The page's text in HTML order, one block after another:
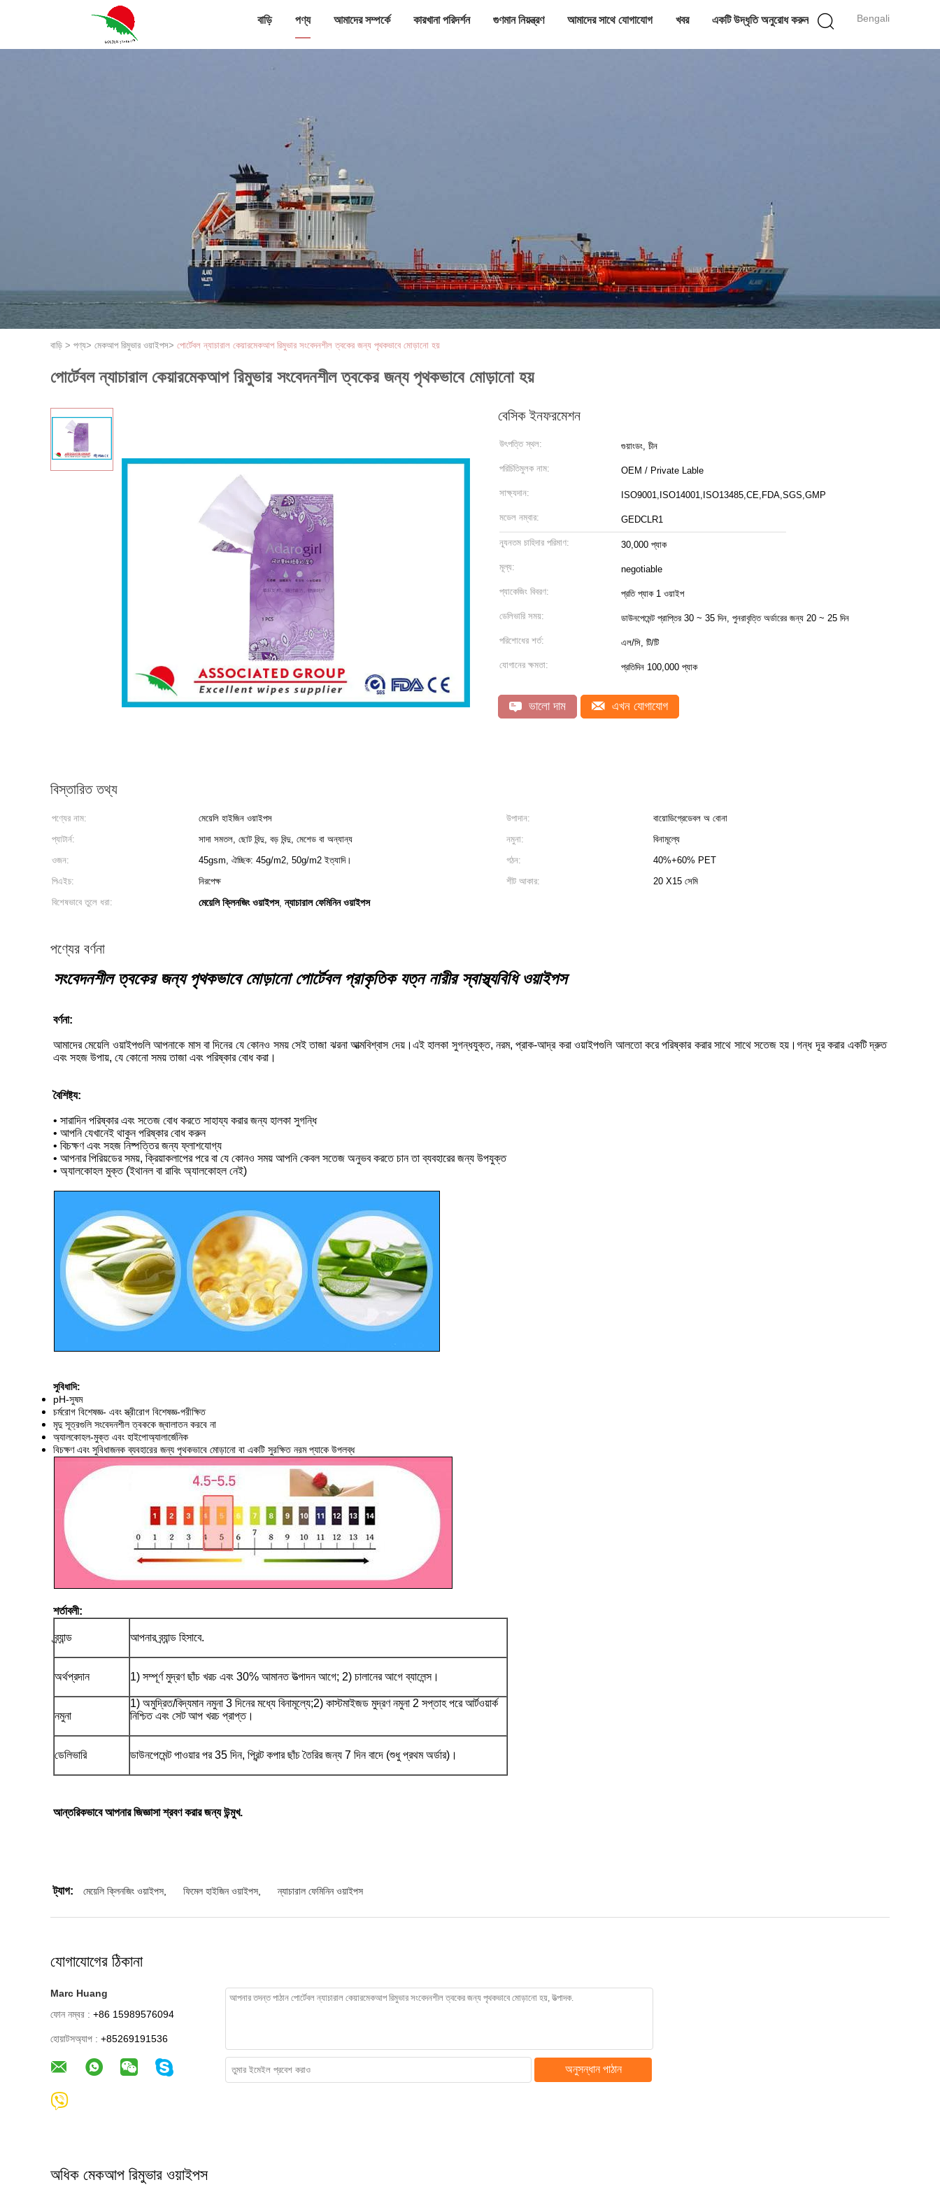
Bengali
বাড়ি পণ্য আমাদের সম্পর্কে কারখানা পরিদর্শন গুণমান নিয়ন্ত্রণ আমাদের সাথে যোগাযোগ খবর একটি উদ্ধৃতি অনুরোধ করুন
বাড়ি > পণ্য> মেকআপ রিমুভার ওয়াইপস> পোর্টেবল ন্যাচারাল কেয়ারমেকআপ রিমুভার সংবেদনশীল ত্বকের জন্য পৃথকভাবে মোড়ানো হয়
পোর্টেবল ন্যাচারাল কেয়ারমেকআপ রিমুভার সংবেদনশীল ত্বকের জন্য পৃথকভাবে মোড়ানো হয়
বেসিক ইনফরমেশন
উৎপত্তি স্থল: গুয়াংডং, চীন
পরিচিতিমুলক নাম: OEM / Private Lable
সাক্ষ্যদান: ISO9001,ISO14001,ISO13485,CE,FDA,SGS,GMP
মডেল নম্বার: GEDCLR1
ন্যূনতম চাহিদার পরিমাণ: 30,000 প্যাক
মূল্য: negotiable
প্যাকেজিং বিবরণ: প্রতি প্যাক 1 ওয়াইপ
ডেলিভারি সময়: ডাউনপেমেন্ট প্রাপ্তির 30 ~ 35 দিন, পুনরাবৃত্তি অর্ডারের জন্য 20 ~ 25 দিন
পরিশোধের শর্ত: এল/সি, টি/টি
যোগানের ক্ষমতা: প্রতিদিন 100,000 প্যাক
ভালো দাম এখন যোগাযোগ
বিস্তারিত তথ্য
পণ্যের নাম: মেয়েলি হাইজিন ওয়াইপস উপাদান:
বায়োডিগ্রেডেবল অ বোনা
প্যাটার্ন:
সাদা সমতল, ছোট বিন্দু, বড় বিন্দু, মেশেড বা অন্যান্য নমুনা:
বিনামূল্যে
ওজন:
45gsm, ঐচ্ছিক: 45g/m2, 50g/m2 ইত্যাদি। গঠন:
40%+60% PET
পিএইচ:
নিরপেক্ষ শীট আকার:
20 X15 সেমি
বিশেষভাবে তুলে ধরা:
মেয়েলি ক্লিনজিং ওয়াইপস,ন্যাচারাল ফেমিনিন ওয়াইপস
পণ্যের বর্ণনা
সংবেদনশীল ত্বকের জন্য পৃথকভাবে মোড়ানো পোর্টেবল প্রাকৃতিক যত্ন নারীর স্বাস্থ্যবিধি ওয়াইপস
বর্ণনা:
আমাদের মেয়েলি ওয়াইপগুলি আপনাকে মাস বা দিনের যে কোনও সময় সেই তাজা ঝরনা আত্মবিশ্বাস দেয়।এই হালকা সুগন্ধযুক্ত, নরম, প্রাক-আদ্র করা ওয়াইপগুলি আলতো করে পরিষ্কার করার সাথে সাথে সতেজ হয়।গন্ধ দূর করার একটি দ্রুত
এবং সহজ উপায়, যে কোনো সময় তাজা এবং পরিষ্কার বোধ করা।
বৈশিষ্ট্য:
• সারাদিন পরিষ্কার এবং সতেজ বোধ করতে সাহায্য করার জন্য হালকা সুগন্ধি
• আপনি যেখানেই থাকুন পরিষ্কার বোধ করুন
• বিচক্ষণ এবং সহজ নিষ্পত্তির জন্য ফ্লাশযোগ্য
• আপনার পিরিয়ডের সময়, ক্রিয়াকলাপের পরে বা যে কোনও সময় আপনি কেবল সতেজ অনুভব করতে চান তা ব্যবহারের জন্য উপযুক্ত
• অ্যালকোহল মুক্ত (ইথানল বা রাবিং অ্যালকোহল নেই)
সুবিধাদি:
pH-সুষম
চর্মরোগ বিশেষজ্ঞ- এবং স্ত্রীরোগ বিশেষজ্ঞ-পরীক্ষিত
মৃদু সূত্রগুলি সংবেদনশীল ত্বককে জ্বালাতন করবে না
অ্যালকোহল-মুক্ত এবং হাইপোঅ্যালার্জেনিক
বিচক্ষণ এবং সুবিধাজনক ব্যবহারের জন্য পৃথকভাবে মোড়ানো বা একটি সুরক্ষিত নরম প্যাকে উপলব্ধ
শর্তাবলী:
ব্র্যান্ড আপনার ব্র্যান্ড হিসাবে.
অর্থপ্রদান 1) সম্পূর্ণ মুদ্রণ ছাঁচ খরচ এবং 30% আমানত উত্পাদন আগে; 2) চালানের আগে ব্যালেন্স।
নমুনা
1) অমুদ্রিত/বিদ্যমান নমুনা 3 দিনের মধ্যে বিনামূল্যে;2) কাস্টমাইজড মুদ্রণ নমুনা 2 সপ্তাহ পরে আর্টওয়ার্ক
নিশ্চিত এবং সেট আপ খরচ প্রাপ্ত।
ডেলিভারি ডাউনপেমেন্ট পাওয়ার পর 35 দিন, প্রিন্ট কপার ছাঁচ তৈরির জন্য 7 দিন বাদে (শুধু প্রথম অর্ডার)।
আন্তরিকভাবে আপনার জিজ্ঞাসা শ্রবণ করার জন্য উন্মুখ.
ট্যাগ: মেয়েলি ক্লিনজিং ওয়াইপস ফিমেল হাইজিন ওয়াইপস ন্যাচারাল ফেমিনিন ওয়াইপস
যোগাযোগের ঠিকানা
Marc Huang
ফোন নম্বর : +86 15989576094
হোয়াটসঅ্যাপ : +85269191536
অনুসন্ধান পাঠান
অধিক মেকআপ রিমুভার ওয়াইপস